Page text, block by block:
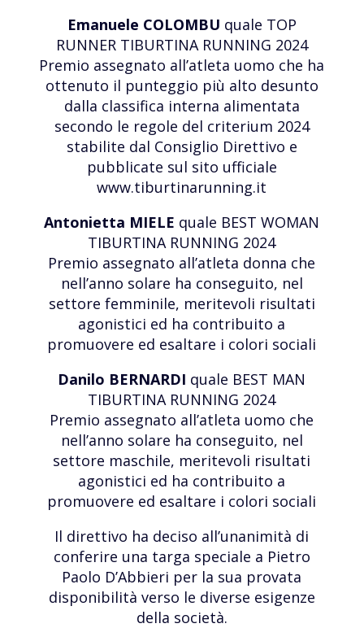
Emanuele COLOMBU quale TOP
RUNNER TIBURTINA RUNNING 2024
Premio assegnato all’atleta uomo che ha
ottenuto il punteggio più alto desunto
dalla classifica interna alimentata
secondo le regole del criterium 2024
stabilite dal Consiglio Direttivo e
pubblicate sul sito ufficiale
www.tiburtinarunning.it
Antonietta MIELE quale BEST WOMAN
TIBURTINA RUNNING 2024
Premio assegnato all’atleta donna che
nell’anno solare ha conseguito, nel
settore femminile, meritevoli risultati
agonistici ed ha contribuito a
promuovere ed esaltare i colori sociali
Danilo BERNARDI quale BEST MAN
TIBURTINA RUNNING 2024
Premio assegnato all’atleta uomo che
nell’anno solare ha conseguito, nel
settore maschile, meritevoli risultati
agonistici ed ha contribuito a
promuovere ed esaltare i colori sociali
Il direttivo ha deciso all’unanimità di
conferire una targa speciale a Pietro
Paolo D’Abbieri per la sua provata
disponibilità verso le diverse esigenze
della società.